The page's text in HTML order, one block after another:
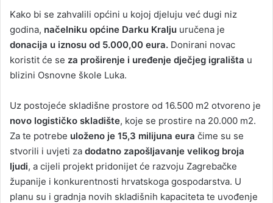
Kako bi se zahvalili općini u kojoj djeluju već dugi niz
godina, načelniku općine Darku Kralju uručena je
donacija u iznosu od 5.000,00 eura. Donirani novac
koristit će se za proširenje i uređenje dječjeg igrališta u
blizini Osnovne škole Luka.
Uz postojeće skladišne prostore od 16.500 m2 otvoreno je
novo logističko skladište, koje se prostire na 20.000 m2.
Za te potrebe uloženo je 15,3 milijuna eura čime su se
stvorili i uvjeti za dodatno zapošljavanje velikog broja
ljudi, a cijeli projekt pridonijet će razvoju Zagrebačke
županije i konkurentnosti hrvatskoga gospodarstva. U
planu su i gradnja novih skladišnih kapaciteta te uvođenje